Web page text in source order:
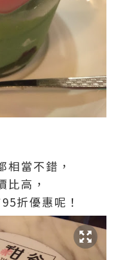
相當不錯，
比高，
95折優惠呢！